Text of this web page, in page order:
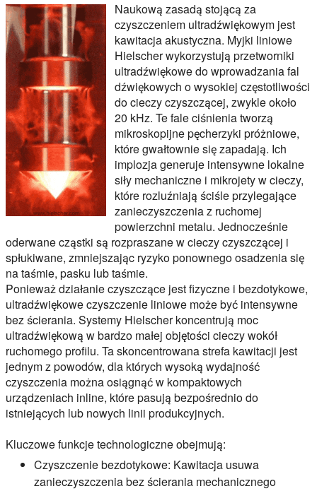
Naukową zasadą stojącą za
czyszczeniem ultradźwiękowym jest
kawitacja akustyczna. Myjki liniowe
Hielscher wykorzystują przetworniki
ultradźwiękowe do wprowadzania fal
dźwiękowych o wysokiej częstotliwości
do cieczy czyszczącej, zwykle około
20 kHz. Te fale ciśnienia tworzą
mikroskopijne pęcherzyki próżniowe,
które gwałtownie się zapadają. Ich
implozja generuje intensywne lokalne
siły mechaniczne i mikrojety w cieczy,
które rozluźniają ściśle przylegające
zanieczyszczenia z ruchomej
powierzchni metalu. Jednocześnie
oderwane cząstki są rozpraszane w cieczy czyszczącej i
spłukiwane, zmniejszając ryzyko ponownego osadzenia się
na taśmie, pasku lub taśmie.
Ponieważ działanie czyszczące jest fizyczne i bezdotykowe,
ultradźwiękowe czyszczenie liniowe może być intensywne
bez ścierania. Systemy Hielscher koncentrują moc
ultradźwiękową w bardzo małej objętości cieczy wokół
ruchomego profilu. Ta skoncentrowana strefa kawitacji jest
jednym z powodów, dla których wysoką wydajność
czyszczenia można osiągnąć w kompaktowych
urządzeniach inline, które pasują bezpośrednio do
istniejących lub nowych linii produkcyjnych.
Kluczowe funkcje technologiczne obejmują:
Czyszczenie bezdotykowe: Kawitacja usuwa
zanieczyszczenia bez ścierania mechanicznego